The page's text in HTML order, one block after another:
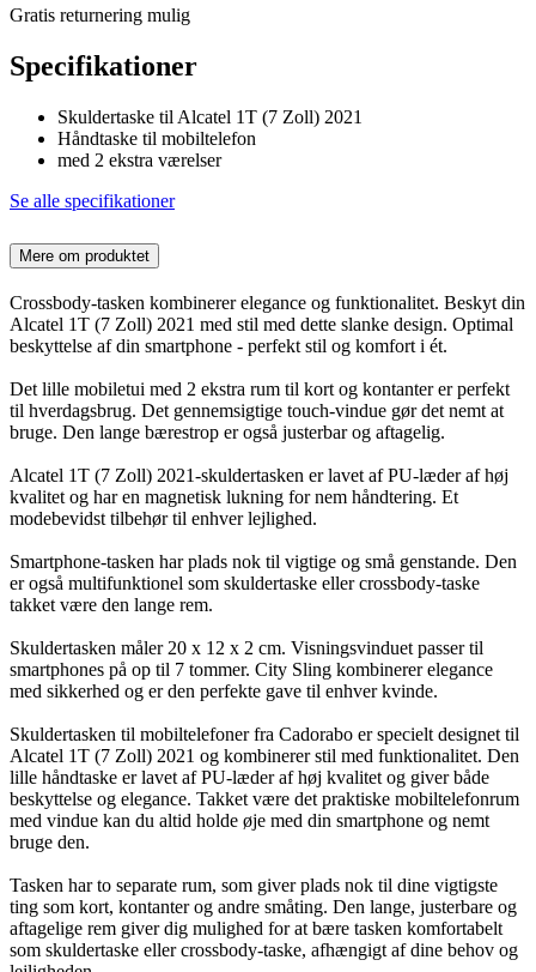
Gratis returnering mulig
Specifikationer
Skuldertaske til Alcatel 1T (7 Zoll) 2021
Håndtaske til mobiltelefon
med 2 ekstra værelser
Se alle specifikationer
Mere om produktet
Crossbody-tasken kombinerer elegance og funktionalitet. Beskyt din
Alcatel 1T (7 Zoll) 2021 med stil med dette slanke design. Optimal
beskyttelse af din smartphone - perfekt stil og komfort i ét.
Det lille mobiletui med 2 ekstra rum til kort og kontanter er perfekt
til hverdagsbrug. Det gennemsigtige touch-vindue gør det nemt at
bruge. Den lange bærestrop er også justerbar og aftagelig.
Alcatel 1T (7 Zoll) 2021-skuldertasken er lavet af PU-læder af høj
kvalitet og har en magnetisk lukning for nem håndtering. Et
modebevidst tilbehør til enhver lejlighed.
Smartphone-tasken har plads nok til vigtige og små genstande. Den
er også multifunktionel som skuldertaske eller crossbody-taske
takket være den lange rem.
Skuldertasken måler 20 x 12 x 2 cm. Visningsvinduet passer til
smartphones på op til 7 tommer. City Sling kombinerer elegance
med sikkerhed og er den perfekte gave til enhver kvinde.
Skuldertasken til mobiltelefoner fra Cadorabo er specielt designet til
Alcatel 1T (7 Zoll) 2021 og kombinerer stil med funktionalitet. Den
lille håndtaske er lavet af PU-læder af høj kvalitet og giver både
beskyttelse og elegance. Takket være det praktiske mobiltelefonrum
med vindue kan du altid holde øje med din smartphone og nemt
bruge den.
Tasken har to separate rum, som giver plads nok til dine vigtigste
ting som kort, kontanter og andre småting. Den lange, justerbare og
aftagelige rem giver dig mulighed for at bære tasken komfortabelt
som skuldertaske eller crossbody-taske, afhængigt af dine behov og